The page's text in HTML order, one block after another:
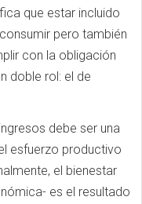
que estar incluido
pero también
con la obligación
doble rol: el de
debe ser una
esfuerzo productivo
el bienestar
es el resultado